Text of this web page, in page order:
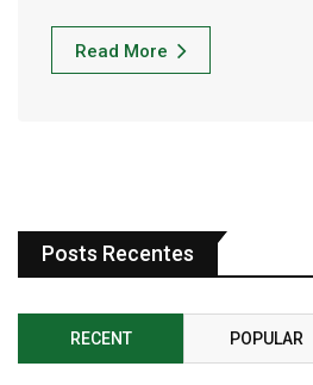
Read More
Posts Recentes
RECENT POPULAR